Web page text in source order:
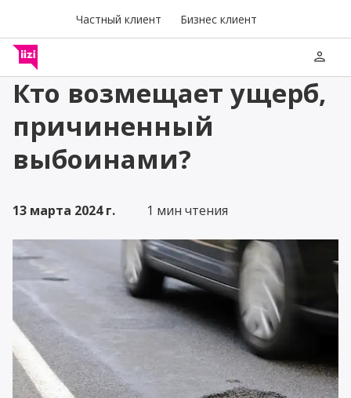
Частный клиент Бизнес клиент
person
Кто возмещает ущерб,
причиненный
выбоинами?
13 марта 2024 г. 1 мин чтения